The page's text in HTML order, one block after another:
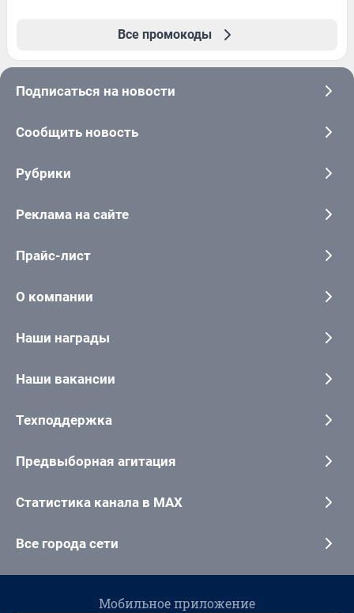
Все промокоды
Подписаться на новости
Сообщить новость
Рубрики
Реклама на сайте
Прайс-лист
О компании
Наши награды
Наши вакансии
Техподдержка
Предвыборная агитация
Статистика канала в MAX
Все города сети
Мобильное приложение